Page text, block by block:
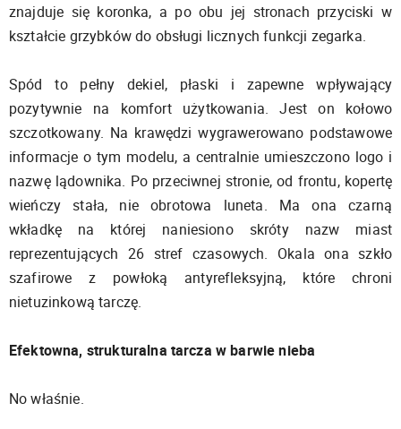
znajduje się koronka, a po obu jej stronach przyciski w
kształcie grzybków do obsługi licznych funkcji zegarka.
Spód to pełny dekiel, płaski i zapewne wpływający
pozytywnie na komfort użytkowania. Jest on kołowo
szczotkowany. Na krawędzi wygrawerowano podstawowe
informacje o tym modelu, a centralnie umieszczono logo i
nazwę lądownika. Po przeciwnej stronie, od frontu, kopertę
wieńczy stała, nie obrotowa luneta. Ma ona czarną
wkładkę na której naniesiono skróty nazw miast
reprezentujących 26 stref czasowych. Okala ona szkło
szafirowe z powłoką antyrefleksyjną, które chroni
nietuzinkową tarczę.
Efektowna, strukturalna tarcza w barwie nieba
No właśnie.